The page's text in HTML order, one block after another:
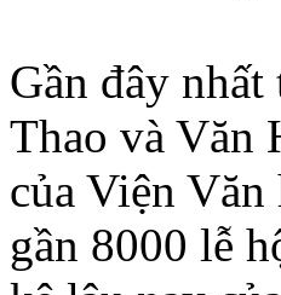
Gần đây
Thao và Văn
của Viện
gần 8000 lễ